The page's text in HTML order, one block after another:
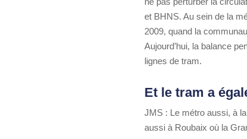
et BHNS. Au sein de la
2009, quand la
Aujourd’hui, la balance
lignes de tram.
Et le tram a
JMS : Le métro aussi, à
aussi à Roubaix où la